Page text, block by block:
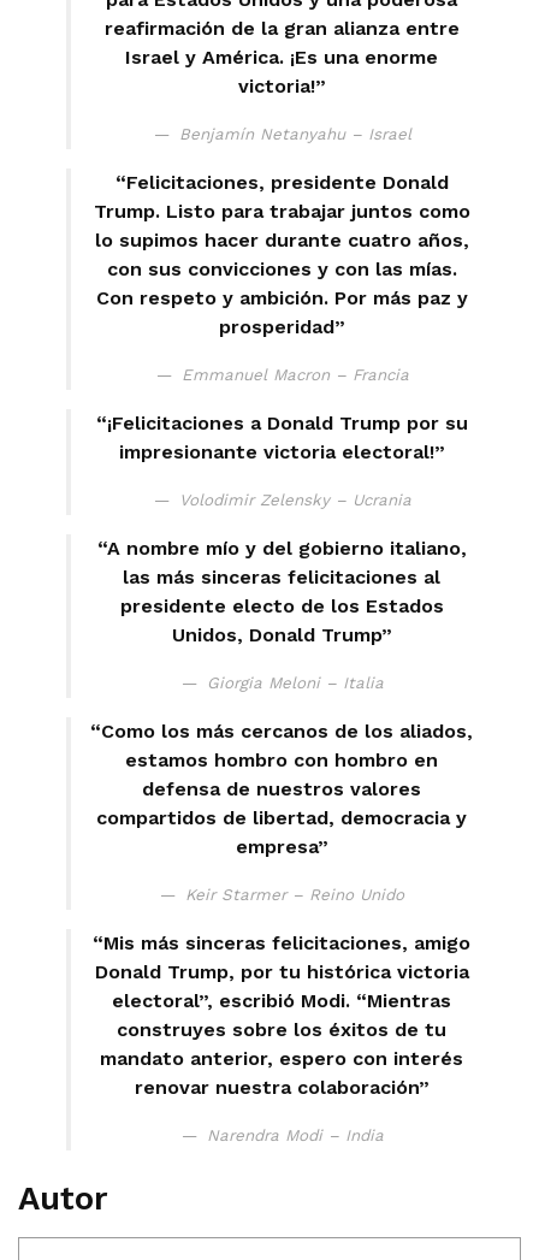
reafirmación de la gran alianza entre
Israel y América. ¡Es una enorme
victoria!”
Benjamín Netanyahu – Israel
“Felicitaciones, presidente Donald
Trump. Listo para trabajar juntos como
lo supimos hacer durante cuatro años,
con sus convicciones y con las mías.
Con respeto y ambición. Por más paz y
prosperidad”
Emmanuel Macron – Francia
“¡Felicitaciones a Donald Trump por su
impresionante victoria electoral!”
Volodimir Zelensky – Ucrania
“A nombre mío y del gobierno italiano,
las más sinceras felicitaciones al
presidente electo de los Estados
Unidos, Donald Trump”
Giorgia Meloni – Italia
“Como los más cercanos de los aliados,
estamos hombro con hombro en
defensa de nuestros valores
compartidos de libertad, democracia y
empresa”
Keir Starmer – Reino Unido
“Mis más sinceras felicitaciones, amigo
Donald Trump, por tu histórica victoria
electoral”, escribió Modi. “Mientras
construyes sobre los éxitos de tu
mandato anterior, espero con interés
renovar nuestra colaboración”
Narendra Modi – India
Autor